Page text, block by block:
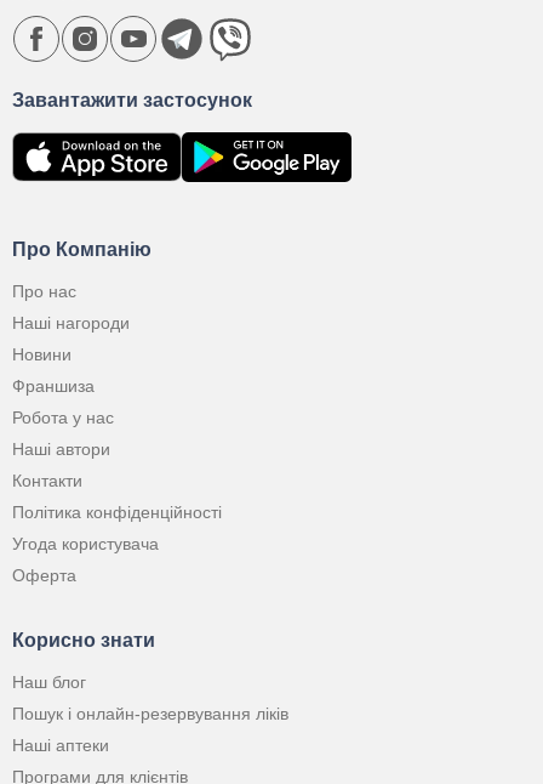
Про Компанію
Про нас
Наші нагороди
Новини
Франшиза
Робота у нас
Наші автори
Контакти
Політика конфіденційності
Угода користувача
Оферта
Корисно знати
Наш блог
Пошук і онлайн-резервування ліків
Наші аптеки
Програми для клієнтів
Завантажити застосунок